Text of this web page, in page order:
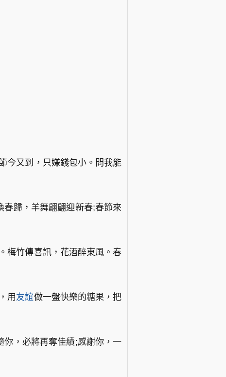
今又到，只嫌錢包小。問我能
春歸，羊舞翩翩迎新春;春節來
梅竹傳喜訊，花酒醉東風。春
用 友誼做一盤快樂的糖果，把
你，必將再奪佳績;感謝你，一